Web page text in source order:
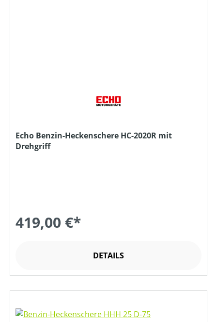
Echo Benzin-Heckenschere HC-2020R mit
Drehgriff
419,00 €*
DETAILS